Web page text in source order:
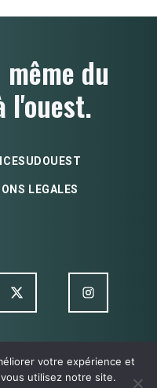
du
l'ouest.
LEGALES
- 2026
votre expérience et
utilisez notre site.